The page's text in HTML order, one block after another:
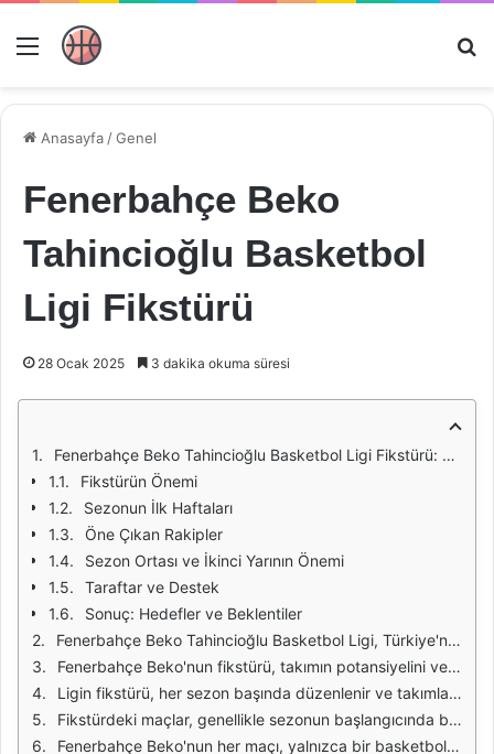
Menü
Anasayfa /Genel
Fenerbahçe Beko
Tahincioğlu Basketbol
Ligi Fikstürü
28 Ocak 2025 3 dakika okuma süresi
Fenerbahçe Beko Tahincioğlu Basketbol Ligi Fikstürü: 2023-2024 Sezonuna Genel Bakış
Fikstürün Önemi
Sezonun İlk Haftaları
Öne Çıkan Rakipler
Sezon Ortası ve İkinci Yarının Önemi
Taraftar ve Destek
Sonuç: Hedefler ve Beklentiler
Fenerbahçe Beko Tahincioğlu Basketbol Ligi, Türkiye'nin en prestijli basketbol liglerinden biridir. Bu ligde yer alan takımlar, her sezon büyük bir mücadele verirken, Fenerbahçe Beko da bu mücadelede önemli bir rol oynar. Fenerbahçe'nin geçmişte elde ettiği başarılar, taraftarlarının beklentilerini de artırmakta. Bu nedenle, sezon boyunca oynayacakları maçların fikstürü büyük bir merakla beklenmektedir.
Fenerbahçe Beko'nun fikstürü, takımın potansiyelini ve performansını değerlendirmek açısından oldukça önemlidir. Her maç, hem oyuncular hem de teknik ekip için bir test niteliği taşır. Özellikle zor rakiplerle oynanacak olan maçlar, takımın ne kadar iddialı olduğunu göstermek için bir fırsat sunar. Bu bağlamda, Fenerbahçe Beko'nun ligin en güçlü takımlarından biri olma hedefi, her maçta kendini göstermektedir.
Ligin fikstürü, her sezon başında düzenlenir ve takımların karşılaşacağı rakipler belirlenir. Fenerbahçe Beko'nun fikstüründe yer alan maçlar, taraftarların yanı sıra medya ve basketbol severler tarafından da ilgiyle takip edilmektedir. Özellikle derbi ve önemli maçlar, büyük bir heyecan yaratırken, Fenerbahçe'nin bu tür karşılaşmalardaki performansı da dikkat çekmektedir.
Fikstürdeki maçlar, genellikle sezonun başlangıcında belirlenir, ancak bazı durumlarda değişiklikler meydana gelebilir. Takımın uluslararası turnuvalarda yer alması, yerel lig fikstürünü etkileyebilir. Bu gibi durumlarda, Fenerbahçe Beko'nun nasıl bir adaptasyon süreci yaşayacağı önemlidir. Takımın derin kadrosu, bu tür zorlukların üstesinden gelmesi için bir avantaj sağlar.
Fenerbahçe Beko'nun her maçı, yalnızca bir basketbol karşılaşması değil, aynı zamanda bir topluluk etkinliğidir. Taraftarlar, takımın maçlarını desteklemek için stadyumları doldurur ve bu atmosfer, oyunculara ekstra motivasyon sağlar. Bu nedenle, fikstürdeki her maç, hem oyuncular hem de taraftarlar için büyük bir anlam taşır.